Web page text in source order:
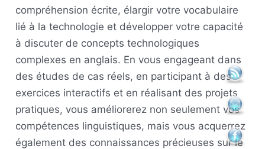
compréhension écrite, élargir votre vocabulaire
lié à la technologie et développer votre capacité
à discuter de concepts technologiques
complexes en anglais. En vous engageant dans
des études de cas réels, en participant à des
exercices interactifs et en réalisant des projets
pratiques, vous améliorerez non seulement vos
compétences linguistiques, mais vous acquerrez
également des connaissances précieuses sur le